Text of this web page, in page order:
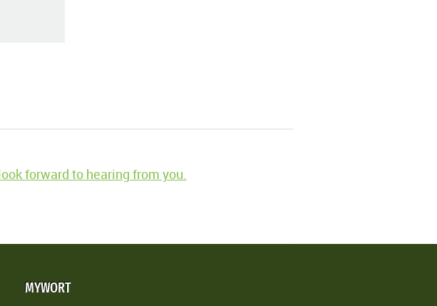
forward to hearing from you.
MYWORT